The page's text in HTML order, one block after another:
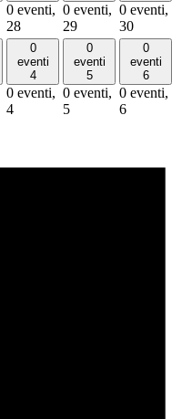
0 eventi,
28
0 eventi,
29
0 eventi,
30
0
eventi
4
0 eventi,
4
0
eventi
5
0 eventi,
5
0
eventi
6
0 eventi,
6